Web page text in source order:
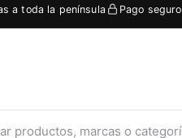
a toda la península Pago seguro